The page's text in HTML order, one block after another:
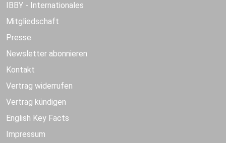
IBBY - Internationales
Mitgliedschaft
Presse
Newsletter abonnieren
Kontakt
Vertrag widerrufen
Vertrag kündigen
English Key Facts
Impressum